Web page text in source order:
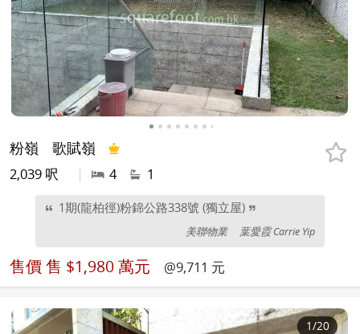
粉嶺 歌賦嶺
2,039 呎 | 4 1
1期(龍柏徑)粉錦公路338號 (獨立屋)
美聯物業 葉愛霞 Carrie Yip
售價 售 $1,980 萬元 @9,711 元
1/20